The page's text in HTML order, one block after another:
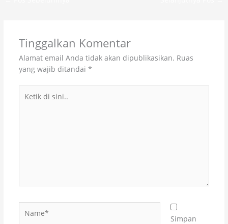
Tinggalkan Komentar
Alamat email Anda tidak akan dipublikasikan. Ruas
yang wajib ditandai *
Simpan